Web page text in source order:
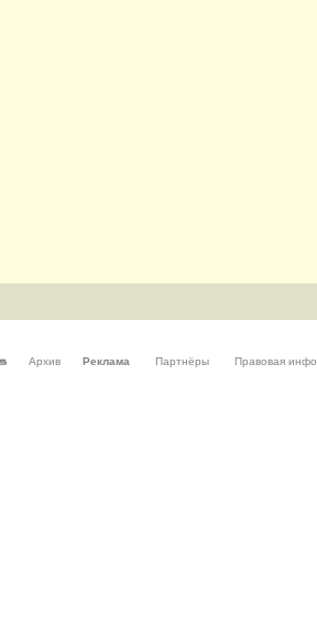
Архив Реклама Партнёры Правовая